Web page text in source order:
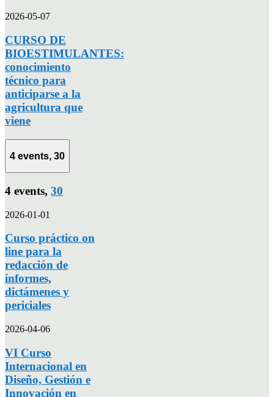
2026-05-07
CURSO DE
BIOESTIMULANTES:
conocimiento
técnico para
anticiparse a la
agricultura que
viene
4 events, 30
4 events, 30
2026-01-01
Curso práctico on
line para la
redacción de
informes,
dictámenes y
periciales
2026-04-06
VI Curso
Internacional en
Diseño, Gestión e
Innovación en